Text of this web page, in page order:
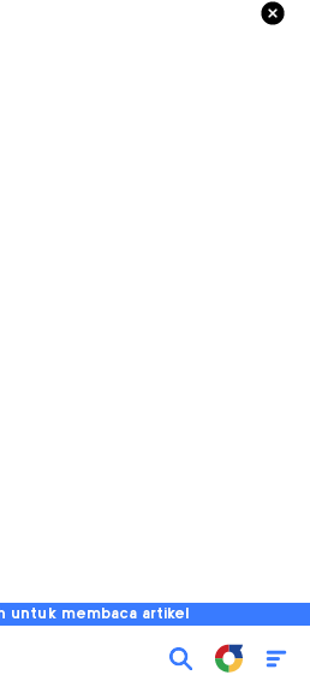
untuk membaca artikel